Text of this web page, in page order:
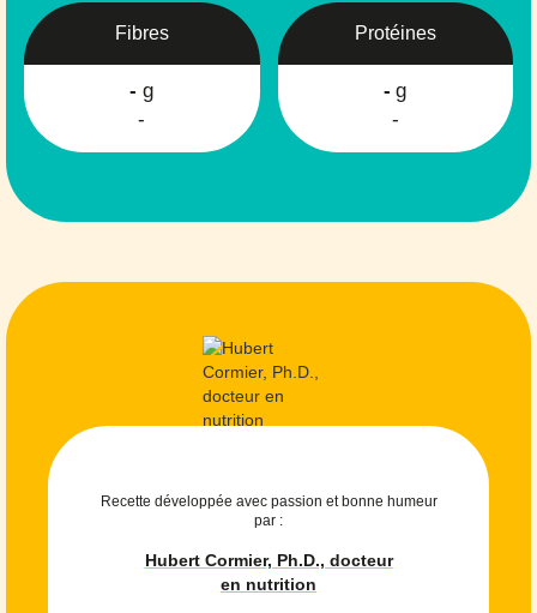
Fibres
- g
-
Protéines
- g
-
Recette développée avec passion et bonne humeur
par :
Hubert Cormier, Ph.D., docteur
en nutrition